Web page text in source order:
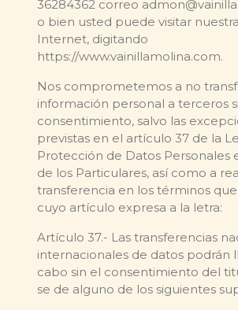
36284362 correo
o bien usted puede visitar
Internet, digitando
https://www.vainillamolina.com.
Nos comprometemos a no
información personal a terceros
consentimiento, salvo las
previstas en el artículo 37 de la
Protección de Datos Personales
de los Particulares, así como a
transferencia en los términos que
cuyo artículo expresa a la letra:
Artículo 37.- Las transferencias
internacionales de datos podrán
cabo sin el consentimiento del
se de alguno de los siguientes